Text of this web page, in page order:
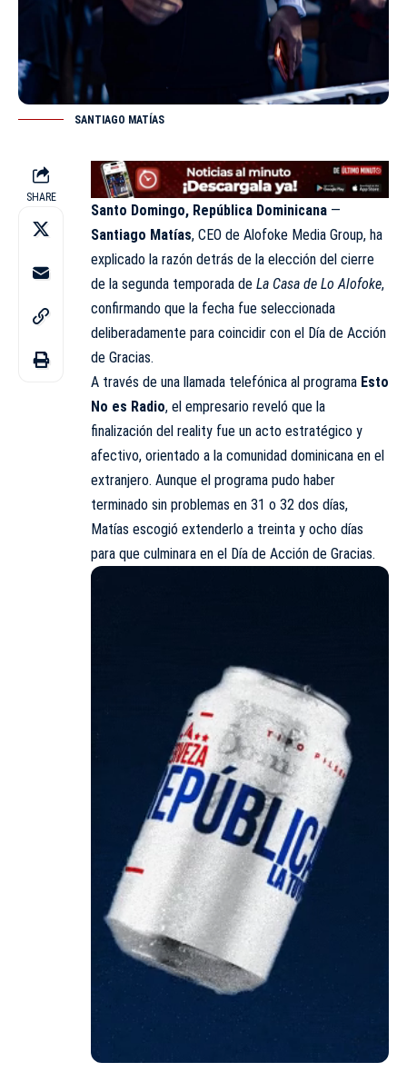
SANTIAGO MATÍAS
SHARE
Santo Domingo, República Dominicana —
Santiago Matías, CEO de Alofoke Media Group, ha
explicado la razón detrás de la elección del cierre
de la segunda temporada de La Casa de Lo Alofoke,
confirmando que la fecha fue seleccionada
deliberadamente para coincidir con el Día de Acción
de Gracias.
A través de una llamada telefónica al programa Esto
No es Radio, el empresario reveló que la
finalización del reality fue un acto estratégico y
afectivo, orientado a la comunidad dominicana en el
extranjero. Aunque el programa pudo haber
terminado sin problemas en 31 o 32 dos días,
Matías escogió extenderlo a treinta y ocho días
para que culminara en el Día de Acción de Gracias.